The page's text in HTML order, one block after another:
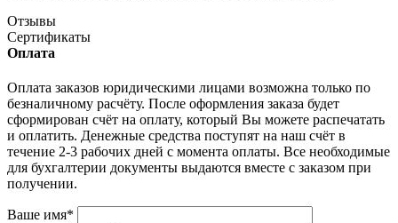
Отзывы
Сертификаты
Оплата
Оплата заказов юридическими лицами возможна только по
безналичному расчёту. После оформления заказа будет
сформирован счёт на оплату, который Вы можете распечатать
и оплатить. Денежные средства поступят на наш счёт в
течение 2-3 рабочих дней с момента оплаты. Все необходимые
для бухгалтерии документы выдаются вместе с заказом при
получении.
Ваше имя*